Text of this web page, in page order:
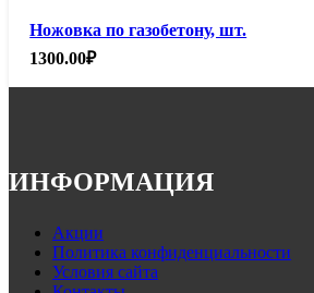
Ножовка по газобетону, шт.
1300.00₽
ИНФОРМАЦИЯ
Акции
Политика конфиденциальности
Условия сайта